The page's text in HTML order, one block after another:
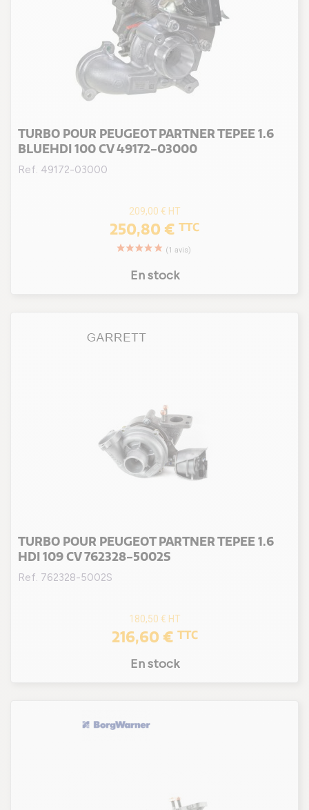
TURBO POUR PEUGEOT PARTNER TEPEE 1.6
BLUEHDI 100 CV 49172-03000
Ref. 49172-03000
209,00 € HT
250,80 € TTC
En stock
TURBO POUR PEUGEOT PARTNER TEPEE 1.6
HDI 109 CV 762328-5002S
Ref. 762328-5002S
180,50 € HT
216,60 € TTC
En stock